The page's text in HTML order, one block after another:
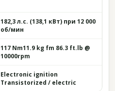
182,3 л.с. (138,1 кВт) при 12 000
об/мин
117 Nm11.9 kg fm 86.3 ft.lb @
10000rpm
Electronic ignition
Transistorized / electric